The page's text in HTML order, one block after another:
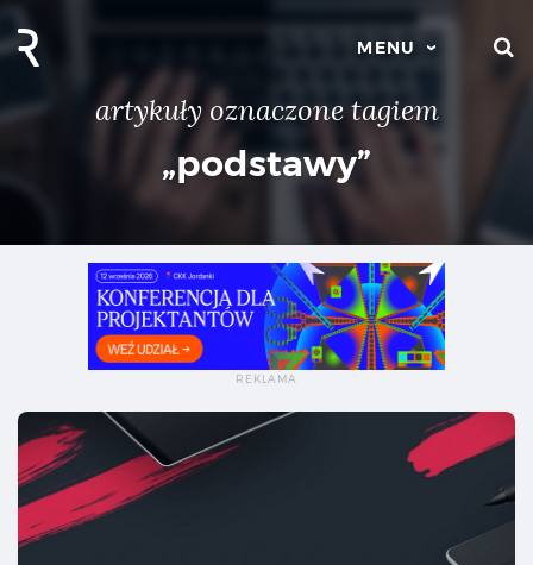
MENU
artykuły oznaczone tagiem
„podstawy”